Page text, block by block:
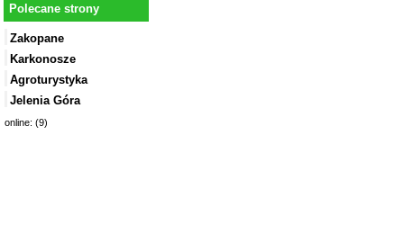
Polecane strony
Zakopane
Karkonosze
Agroturystyka
Jelenia Góra
online: (9)